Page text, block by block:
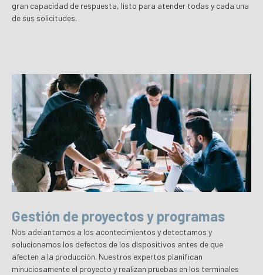
gran capacidad de respuesta, listo para atender todas y cada una
de sus solicitudes.
Gestión de proyectos y programas
Nos adelantamos a los acontecimientos y detectamos y
solucionamos los defectos de los dispositivos antes de que
afecten a la producción. Nuestros expertos planifican
minuciosamente el proyecto y realizan pruebas en los terminales